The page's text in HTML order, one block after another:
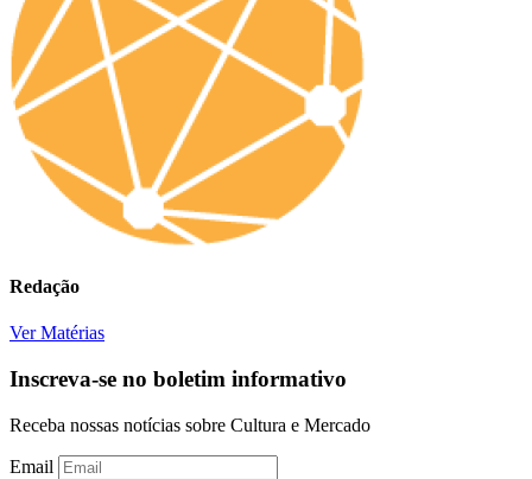
Redação
Ver Matérias
Inscreva-se no boletim informativo
Receba nossas notícias sobre Cultura e Mercado
Email